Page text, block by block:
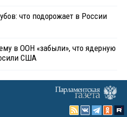
что подорожает в России
в ООН «забыли», что ядерную
США